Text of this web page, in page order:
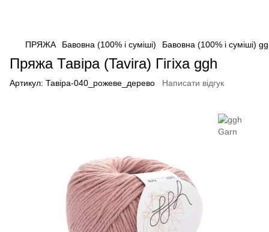
ПРЯЖА Бавовна (100% і суміші) Бавовна (100% і суміші)
Пряжа Тавіра (Tavira) Гігіха ggh
Артикул: Тавіра-040_рожеве_дерево Написати відгук